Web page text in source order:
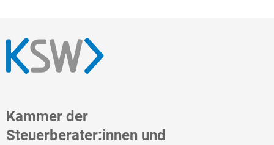
Kammer der
Steuerberater:innen und